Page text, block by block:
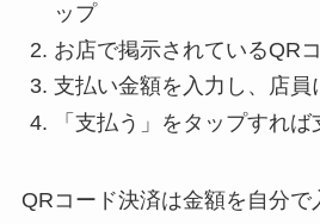
ップ
お店で掲示されているQR
支払い金額を入力し、店員
「支払う」をタップすれば
QRコード決済は金額を自分で